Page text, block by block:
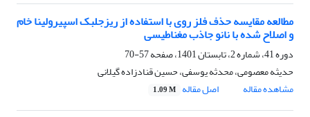
مطالعه مقایسه حذف فلز روی با استفاده از ریزجلبک اسپیرولینا خام
و اصلاح شده با نانو جاذب مغناطیسی
دوره 41، شماره 2، تابستان 1401، صفحه
57-70
حدیثه معصومی، محدثه یوسفی، حسین قنادزاده گیلانی
مشاهده مقاله
اصل مقاله 1.09 M